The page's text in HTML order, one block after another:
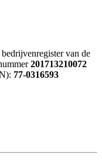
van de
201713210072
77-0316593